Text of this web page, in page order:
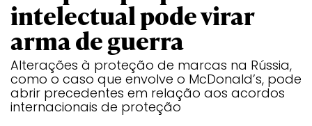
intelectual pode virar
arma de guerra
Alterações à proteção de marcas na Rússia,
como o caso que envolve o McDonald’s, pode
abrir precedentes em relação aos acordos
internacionais de proteção